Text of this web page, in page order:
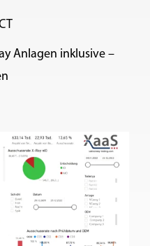
Anlagen inklusive –